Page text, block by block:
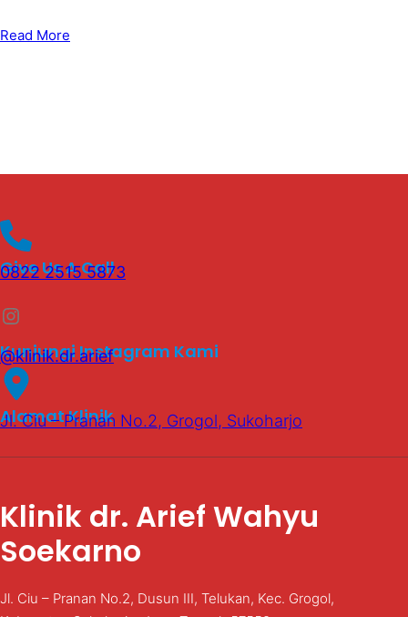
Read More
Give Us A Call
0822 2515 5873
Instagram
Kunjungi Instagram Kami
@klinik.dr.arief
Alamat Klinik
Jl. Ciu – Pranan No.2, Grogol, Sukoharjo
Klinik dr. Arief Wahyu
Soekarno
Jl. Ciu – Pranan No.2, Dusun III, Telukan, Kec. Grogol,